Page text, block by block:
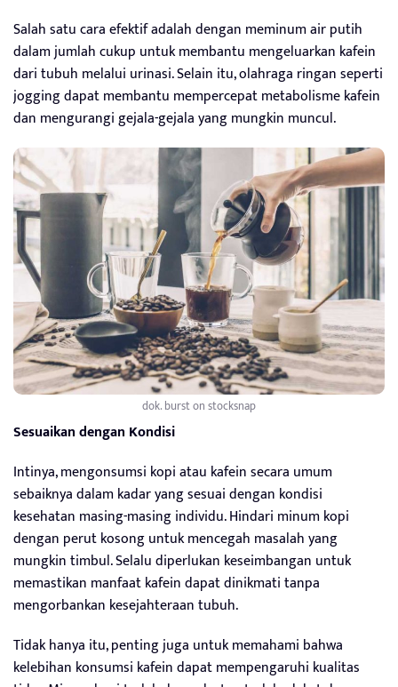
Salah satu cara efektif adalah dengan meminum air putih
dalam jumlah cukup untuk membantu mengeluarkan kafein
dari tubuh melalui urinasi. Selain itu, olahraga ringan seperti
jogging dapat membantu mempercepat metabolisme kafein
dan mengurangi gejala-gejala yang mungkin muncul.
dok. burst on stocksnap
Sesuaikan dengan Kondisi
Intinya, mengonsumsi kopi atau kafein secara umum
sebaiknya dalam kadar yang sesuai dengan kondisi
kesehatan masing-masing individu. Hindari minum kopi
dengan perut kosong untuk mencegah masalah yang
mungkin timbul. Selalu diperlukan keseimbangan untuk
memastikan manfaat kafein dapat dinikmati tanpa
mengorbankan kesejahteraan tubuh.
Tidak hanya itu, penting juga untuk memahami bahwa
kelebihan konsumsi kafein dapat mempengaruhi kualitas